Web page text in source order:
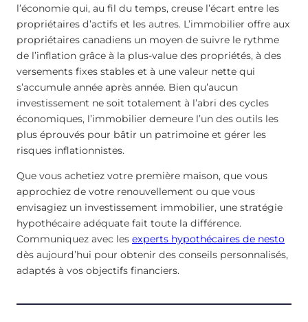
l’économie qui, au fil du temps, creuse l’écart entre les
propriétaires d’actifs et les autres. L’immobilier offre aux
propriétaires canadiens un moyen de suivre le rythme
de l’inflation grâce à la plus-value des propriétés, à des
versements fixes stables et à une valeur nette qui
s’accumule année après année. Bien qu’aucun
investissement ne soit totalement à l’abri des cycles
économiques, l’immobilier demeure l’un des outils les
plus éprouvés pour bâtir un patrimoine et gérer les
risques inflationnistes.
Que vous achetiez votre première maison, que vous
approchiez de votre renouvellement ou que vous
envisagiez un investissement immobilier, une stratégie
hypothécaire adéquate fait toute la différence.
Communiquez avec les experts hypothécaires de nesto
dès aujourd’hui pour obtenir des conseils personnalisés,
adaptés à vos objectifs financiers.